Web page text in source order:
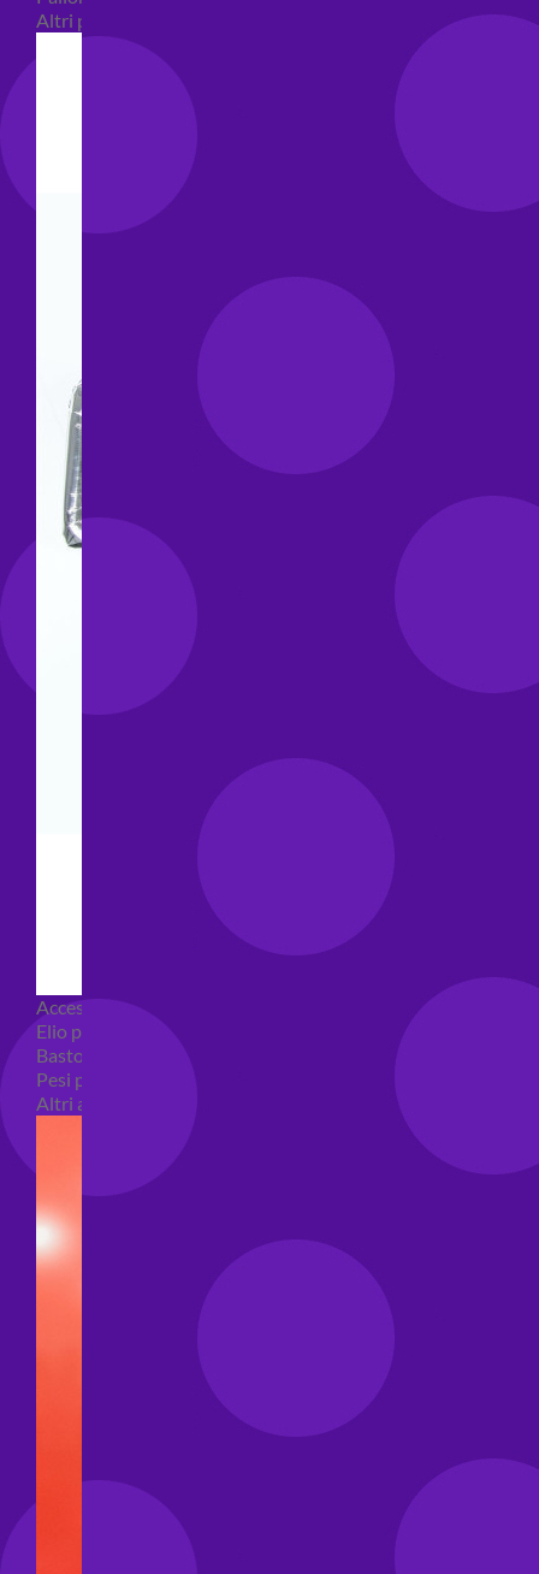
Altri palloncini numeri e lettere
Accessori e Attrezzatura palloncini
Elio per palloncini
Bastoncini per palloncini
Pesi per palloncini
Altri accessori palloncini